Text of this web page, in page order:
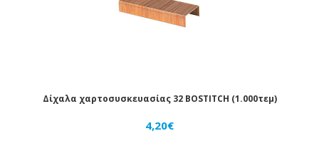
Δίχαλα χαρτοσυσκευασίας 32 BOSTITCH (1.000τεμ)
4,20€